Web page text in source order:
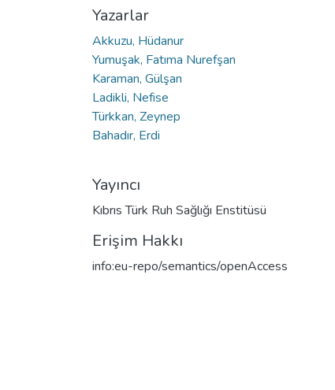
Yazarlar
Akkuzu, Hüdanur
Yumuşak, Fatıma Nurefşan
Karaman, Gülşan
Ladikli, Nefise
Türkkan, Zeynep
Bahadır, Erdi
Yayıncı
Kıbrıs Türk Ruh Sağlığı Enstitüsü
Erişim Hakkı
info:eu-repo/semantics/openAccess